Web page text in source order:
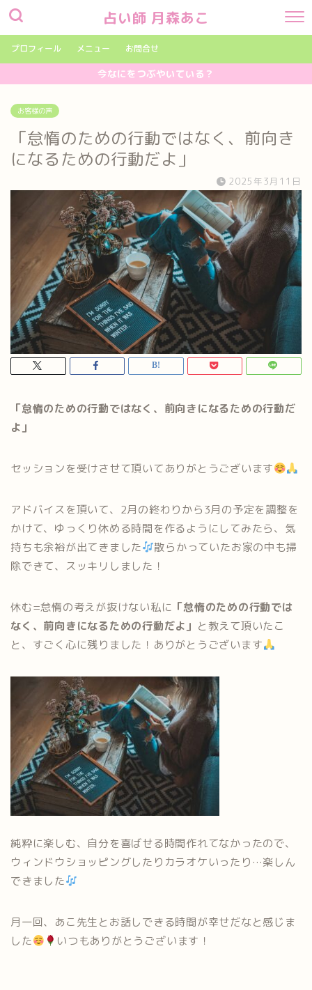
占い師 月森あこ
プロフィール メニュー お問合せ
今なにをつぶやいている？
お客様の声
「怠惰のための行動ではなく、前向き
になるための行動だよ」
2025年3月11日
「怠惰のための行動ではなく、前向きになるための行動だ
よ」
セッションを受けさせて頂いてありがとうございます
アドバイスを頂いて、2月の終わりから3月の予定を調整を
かけて、ゆっくり休める時間を作るようにしてみたら、気
持ちも余裕が出てきました
散らかっていたお家の中も掃
除できて、スッキリしました！
休む=怠惰の考えが抜けない私に 「怠惰のための行動では
なく、前向きになるための行動だよ」 と教えて頂いたこ
と、すごく心に残りました！ありがとうございます
純粋に楽しむ、自分を喜ばせる時間作れてなかったので、
ウィンドウショッピングしたりカラオケいったり…楽しん
できました
月一回、あこ先生とお話しできる時間が幸せだなと感じま
した
いつもありがとうございます！